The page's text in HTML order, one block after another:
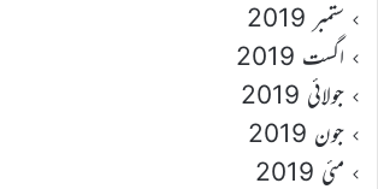
ستمبر 2019
اگست 2019
جولائی 2019
جون 2019
مئی 2019